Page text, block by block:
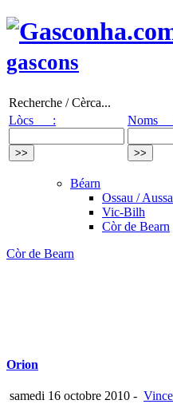
gascons
Recherche / Cèrca...
Lòcs :
Noms
Béarn
Ossau /
Vic-Bilh
Còr de Bearn
Còr de Bearn
Orion
samedi 16 octobre 2010 -